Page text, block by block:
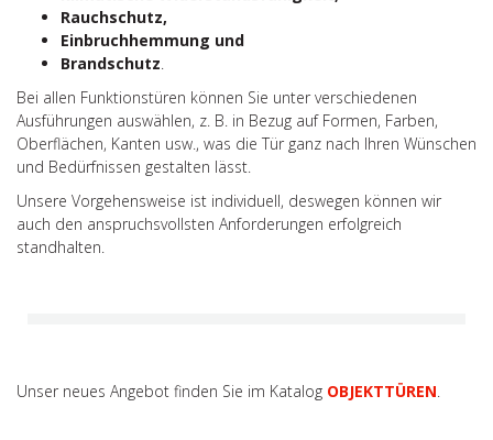
Rauchschutz,
Einbruchhemmung und
Brandschutz.
Bei allen Funktionstüren können Sie unter verschiedenen
Ausführungen auswählen, z. B. in Bezug auf Formen, Farben,
Oberflächen, Kanten usw., was die Tür ganz nach Ihren Wünschen
und Bedürfnissen gestalten lässt.
Unsere Vorgehensweise ist individuell, deswegen können wir
auch den anspruchsvollsten Anforderungen erfolgreich
standhalten.
Unser neues Angebot finden Sie im Katalog OBJEKTTÜREN.